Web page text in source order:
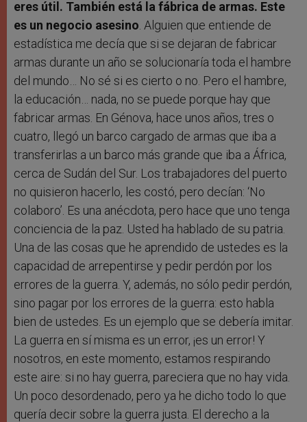
eres útil. También está la fábrica de armas. Este
es un negocio asesino . Alguien que entiende de
estadística me decía que si se dejaran de fabricar
armas durante un año se solucionaría toda el hambre
del mundo… No sé si es cierto o no. Pero el hambre,
la educación… nada, no se puede porque hay que
fabricar armas. En Génova, hace unos años, tres o
cuatro, llegó un barco cargado de armas que iba a
transferirlas a un barco más grande que iba a África,
cerca de Sudán del Sur. Los trabajadores del puerto
no quisieron hacerlo, les costó, pero decían: ‘No
colaboro’. Es una anécdota, pero hace que uno tenga
conciencia de la paz. Usted ha hablado de su patria.
Una de las cosas que he aprendido de ustedes es la
capacidad de arrepentirse y pedir perdón por los
errores de la guerra. Y, además, no sólo pedir perdón,
sino pagar por los errores de la guerra: esto habla
bien de ustedes. Es un ejemplo que se debería imitar.
La guerra en sí misma es un error, ¡es un error! Y
nosotros, en este momento, estamos respirando
este aire: si no hay guerra, pareciera que no hay vida.
Un poco desordenado, pero ya he dicho todo lo que
quería decir sobre la guerra justa. El derecho a la